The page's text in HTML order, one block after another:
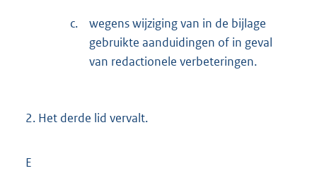
c.
wegens wijziging van in de bijlage
gebruikte aanduidingen of in geval
van redactionele verbeteringen.
2. Het derde lid vervalt.
E